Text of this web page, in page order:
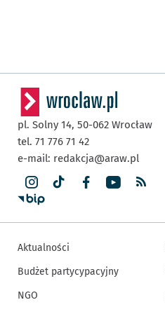
pl. Solny 14, 50-062 Wrocław
tel. 71 776 71 42
e-mail: redakcja@araw.pl
Aktualności
Budżet partycypacyjny
NGO